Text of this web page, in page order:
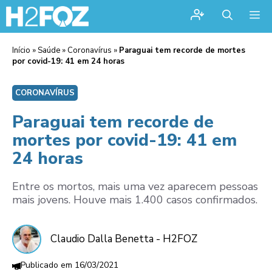
Início »Saúde » Coronavírus » Paraguai tem recorde de mortes
por covid-19: 41 em 24 horas
CORONAVÍRUS
Paraguai tem recorde de
mortes por covid-19: 41 em
24 horas
Entre os mortos, mais uma vez aparecem pessoas
mais jovens. Houve mais 1.400 casos confirmados.
Claudio Dalla Benetta - H2FOZ
16/03/2021